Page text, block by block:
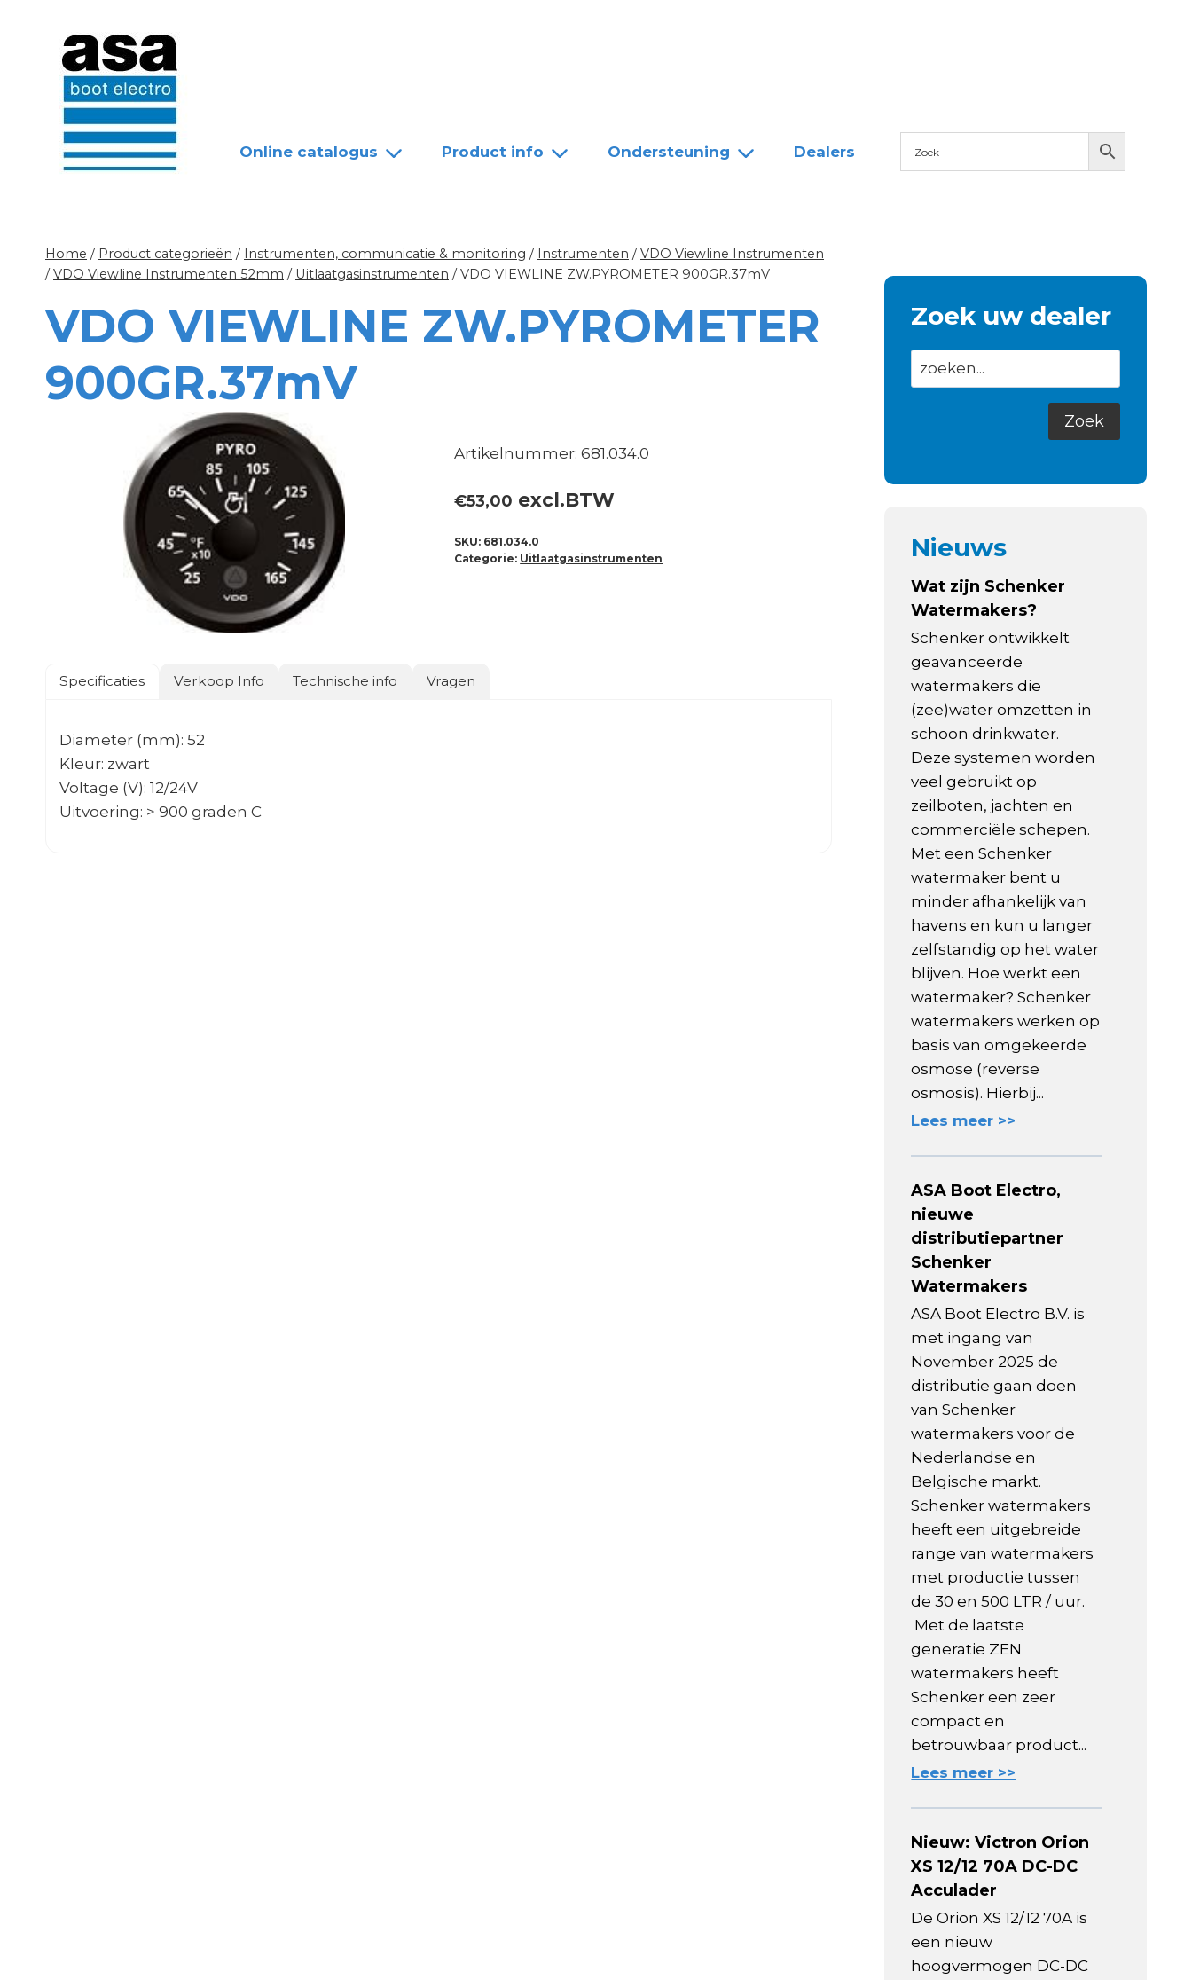
Online catalogus Product info Ondersteuning Dealers
Home / Product categorieën / Instrumenten, communicatie & monitoring / Instrumenten / VDO Viewline Instrumenten
/ VDO Viewline Instrumenten 52mm / Uitlaatgasinstrumenten / VDO VIEWLINE ZW.PYROMETER 900GR.37mV
VDO VIEWLINE ZW.PYROMETER
900GR.37mV
Artikelnummer: 681.034.0
€53,00 excl.BTW
SKU: 681.034.0
Categorie: Uitlaatgasinstrumenten
Specificaties Verkoop Info Technische info Vragen
Diameter (mm): 52
Kleur: zwart
Voltage (V): 12/24V
Uitvoering: > 900 graden C
Zoek uw dealer
Nieuws
Wat zijn Schenker
Watermakers?
Schenker ontwikkelt
geavanceerde
watermakers die
(zee)water omzetten in
schoon drinkwater.
Deze systemen worden
veel gebruikt op
zeilboten, jachten en
commerciële schepen.
Met een Schenker
watermaker bent u
minder afhankelijk van
havens en kun u langer
zelfstandig op het water
blijven. Hoe werkt een
watermaker? Schenker
watermakers werken op
basis van omgekeerde
osmose (reverse
osmosis). Hierbij...
Lees meer >>
ASA Boot Electro,
nieuwe
distributiepartner
Schenker
Watermakers
ASA Boot Electro B.V. is
met ingang van
November 2025 de
distributie gaan doen
van Schenker
watermakers voor de
Nederlandse en
Belgische markt.
Schenker watermakers
heeft een uitgebreide
range van watermakers
met productie tussen
de 30 en 500 LTR / uur.
Met de laatste
generatie ZEN
watermakers heeft
Schenker een zeer
compact en
betrouwbaar product...
Lees meer >>
Nieuw: Victron Orion
XS 12/12 70A DC-DC
Acculader
De Orion XS 12/12 70A is
een nieuw
hoogvermogen DC-DC